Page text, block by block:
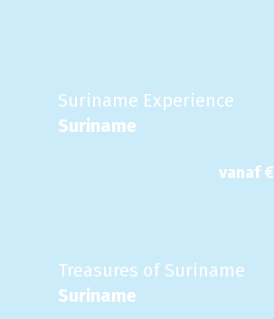
Suriname Experience
Suriname
vanaf €
Treasures of Suriname
Suriname